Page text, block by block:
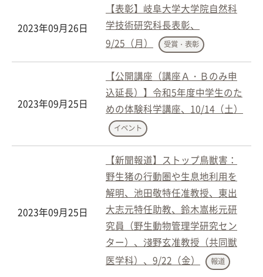
2023年09月26日
【表彰】岐阜大学大学院自然科
学技術研究科長表彰、
9/25（月）
受賞・表彰
2023年09月25日
【公開講座（講座Ａ・Ｂのみ申
込延長）】令和5年度中学生のた
めの体験科学講座、10/14（土）
イベント
2023年09月25日
【新聞報道】ストップ鳥獣害：
野生猪の行動圏や生息地利用を
解明、池田敬特任准教授、東出
大志元特任助教、鈴木嵩彬元研
究員（野生動物管理学研究セン
ター）、淺野玄准教授（共同獣
医学科）、9/22（金）
報道